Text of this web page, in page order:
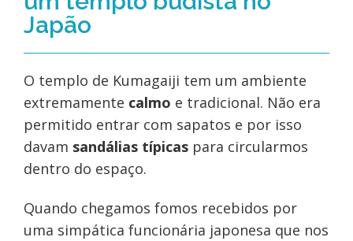
Japão
O templo de Kumagaiji tem um ambiente
extremamente calmo e tradicional. Não era
permitido entrar com sapatos e por isso
davam sandálias típicaspara circularmos
dentro do espaço.
Quando chegamos fomos recebidos por
uma simpática funcionária japonesa que nos